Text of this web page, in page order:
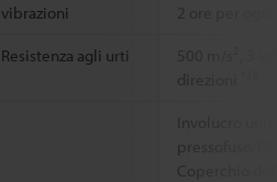
vibrazioni
2 ore per ogni
Resistenza agli urti 500 m/s
direzioni
pressofuso/
Coperchio